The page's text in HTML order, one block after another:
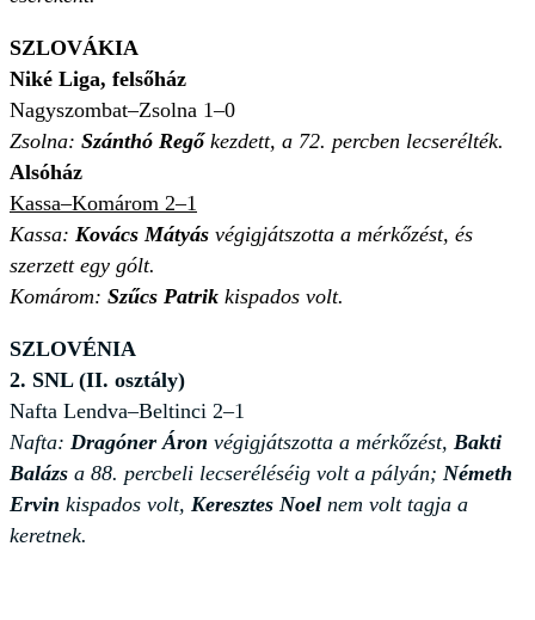
SZLOVÁKIA
Niké Liga, felsőház
Nagyszombat–Zsolna 1–0
Zsolna: Szánthó Regőkezdett, a 72. percben lecserélték.
Alsóház
Kassa–Komárom 2–1
Kassa: Kovács Mátyás végigjátszotta a mérkőzést, és
szerzett egy gólt.
Komárom: Szűcs Patrik kispados volt.
SZLOVÉNIA
2. SNL (II. osztály)
Nafta Lendva–Beltinci 2–1
Nafta: Dragóner Áron végigjátszotta a mérkőzést, Bakti
Balázs a 88. percbeli lecseréléséig volt a pályán; Németh
Ervin kispados volt, Keresztes Noel nem volt tagja a
keretnek.